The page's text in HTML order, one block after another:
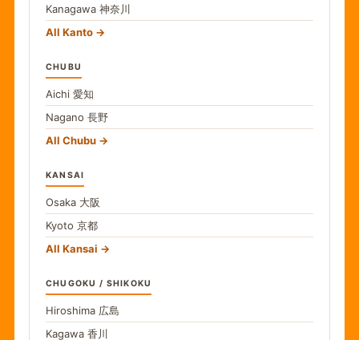
Kanagawa 神奈川
All Kanto
CHUBU
Aichi 愛知
Nagano 長野
All Chubu
KANSAI
Osaka 大阪
Kyoto 京都
All Kansai
CHUGOKU / SHIKOKU
Hiroshima 広島
Kagawa 香川